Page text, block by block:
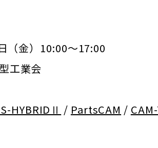
（金）10:00～17:00
工業会
HYBRIDⅡ / PartsCAM /